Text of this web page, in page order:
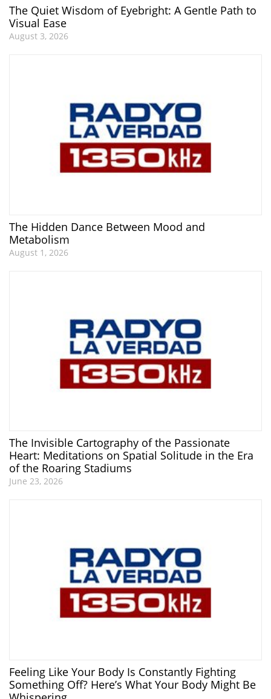
The Quiet Wisdom of Eyebright: A Gentle Path to
Visual Ease
August 3, 2026
The Hidden Dance Between Mood and
Metabolism
August 1, 2026
The Invisible Cartography of the Passionate
Heart: Meditations on Spatial Solitude in the Era
of the Roaring Stadiums
June 23, 2026
Feeling Like Your Body Is Constantly Fighting
Something Off? Here’s What Your Body Might Be